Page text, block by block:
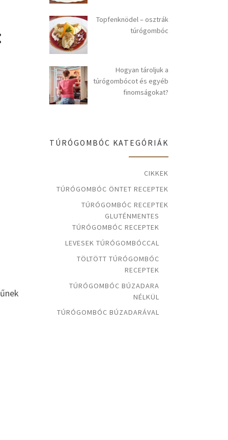
Topfenknödel – osztrák
túrógombóc
Hogyan tároljuk a
túrógombócot és egyéb
finomságokat?
TÚRÓGOMBÓC KATEGÓRIÁK
CIKKEK
TÚRÓGOMBÓC ÖNTET RECEPTEK
TÚRÓGOMBÓC RECEPTEK
GLUTÉNMENTES
TÚRÓGOMBÓC RECEPTEK
LEVESEK TÚRÓGOMBÓCCAL
TÖLTÖTT TÚRÓGOMBÓC
RECEPTEK
TÚRÓGOMBÓC BÚZADARA
NÉLKÜL
TÚRÓGOMBÓC BÚZADARÁVAL